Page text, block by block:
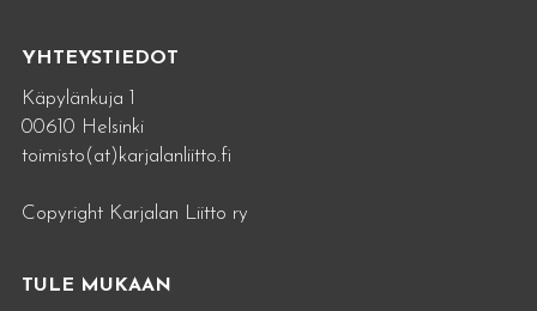
YHTEYSTIEDOT
Käpylänkuja 1
00610 Helsinki
toimisto(at)karjalanliitto.fi
Copyright Karjalan Liitto ry
TULE MUKAAN